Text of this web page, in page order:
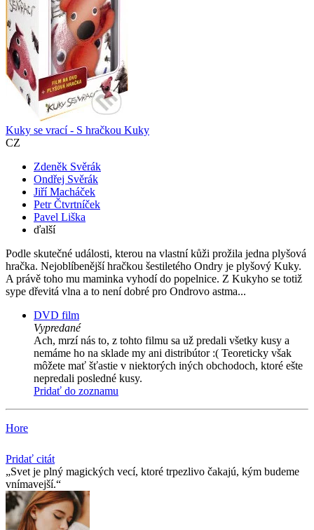
Kuky se vrací - S hračkou Kuky
CZ
Zdeněk Svěrák
Ondřej Svěrák
Jiří Macháček
Petr Čtvrtníček
Pavel Liška
ďalší
Podle skutečné události, kterou na vlastní kůži prožila jedna plyšová
hračka. Nejoblíbenější hračkou šestiletého Ondry je plyšový Kuky.
A právě toho mu maminka vyhodí do popelnice. Z Kukyho se totiž
sype dřevitá vlna a to není dobré pro Ondrovo astma...
DVD film
Vypredané
Ach, mrzí nás to, z tohto filmu sa už predali všetky kusy a
nemáme ho na sklade my ani distribútor :( Teoreticky však
môžete mať šťastie v niektorých iných obchodoch, ktoré ešte
nepredali posledné kusy.
Pridať do zoznamu
Hore
Pridať citát
Svet je plný magických vecí, ktoré trpezlivo čakajú, kým budeme
vnímavejší.